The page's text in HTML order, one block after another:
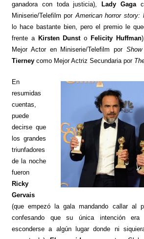
ganadora con toda justicia),
Lady Gaga
Miniserie/Telefilm porAmerican horror story:
lo hace bastante bien, pero el premio le
frente a Kirsten Dunsto Felicity Huffman
Mejor Actor en Miniserie/Telefilm por
Tierneycomo Mejor Actriz Secundaria por
En
resumidas
cuentas,
puede
decirse que
los grandes
triunfadores
de la noche
fueron
Ricky
Gervais
(que empezó la gala mandando callar al
confesando que su única intención
esconderse a algún lugar donde ni